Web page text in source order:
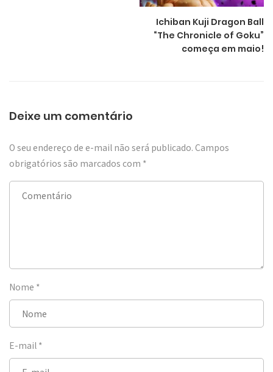
Ichiban Kuji Dragon Ball
“The Chronicle of Goku”
começa em maio!
Deixe um comentário
O seu endereço de e-mail não será publicado. Campos
obrigatórios são marcados com *
Nome *
E-mail *